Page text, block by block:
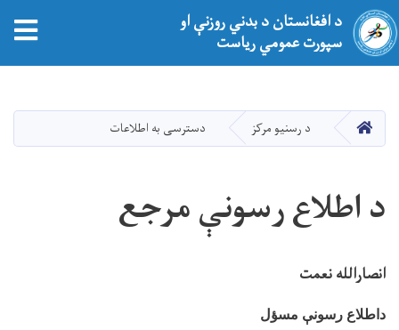
دانګل
د افغانستان د بدني روزنې او
سپورت عمومي ریاست
کور د رسنیو مرکز دسترسی به اطلاعات
د اطلاع رسونې مرجع
انصارالله نعمت
داطلاع رسونې مسؤل